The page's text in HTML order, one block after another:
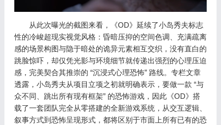
从此次曝光的截图来看，《OD》延续了小岛秀夫标志
性的冷峻超现实视觉风格：昏暗压抑的空间色调、充满疏离
感的场景构图与隐于暗处的诡异元素相互交织，没有直白的
跳脸惊吓，却仅凭光影与环境细节就传递出强烈的心理压迫
感，完美契合其推崇的 “沉浸式心理恐怖” 路线。专栏文章
透露，小岛秀夫从项目立项之初就明确表示，要做一款 “与
众不同、跳出所有现有框架” 的恐怖游戏，因此《OD》搭
载了一套团队完全从零搭建的全新游戏系统，从交互逻辑、
叙事方式到恐怖呈现形式，都将区别于市面上所有已有的恐